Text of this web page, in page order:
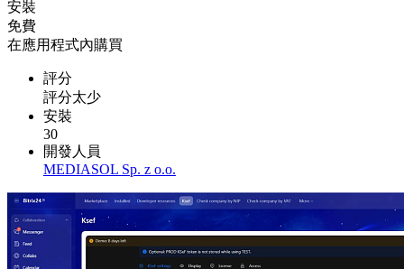
安裝
免費
在應用程式內購買
評分
評分太少
安裝
30
開發人員
MEDIASOL Sp. z o.o.